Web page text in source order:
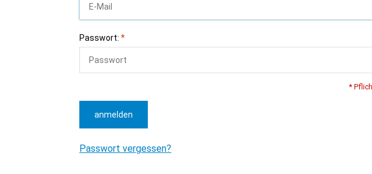
Passwort: *
*
Passwort vergessen?
anmelden